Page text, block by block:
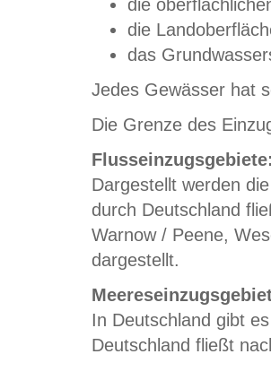
die
die
das
Jedes Gewässer hat
Die Grenze des
Dargestellt werden
durch Deutschland
Warnow / Peene,
dargestellt.
In Deutschland gibt
Deutschland fließt